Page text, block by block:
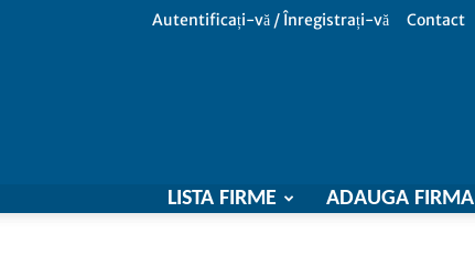
Autentificați-vă / Înregistrați-vă Contact
LISTA FIRME ADAUGA FIRMA